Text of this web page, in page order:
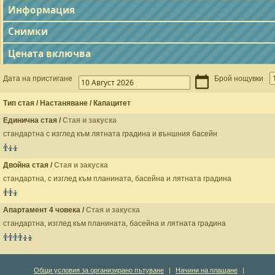
Информация
Снимки
Цената включва
Дата на пристигане Брой нощувки
Тип стая / Настаняване / Капацитет
Единична стая / Стая и закуска
стандартна с изглед към лятната градина и външния басейн
Двойна стая / Стая и закуска
стандартна, с изглед към планината, басейна и лятната градина
Апартамент 4 човека / Стая и закуска
стандартна, изглед към планината, басейна и лятната градина
Общи условия за организирано пътуване Начини на плащане